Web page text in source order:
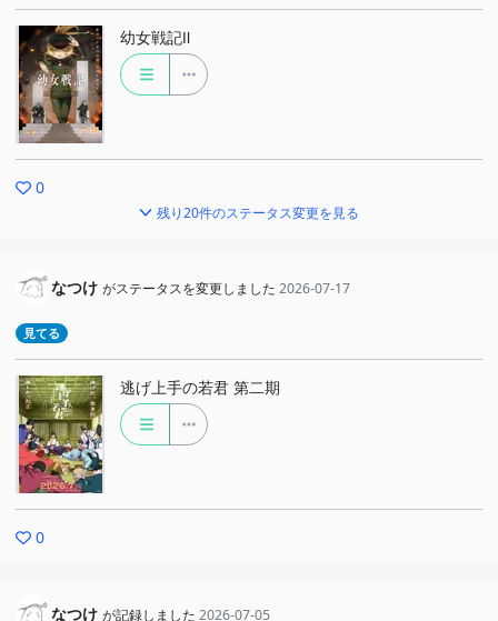
幼女戦記Ⅱ
0
残り20件のステータス変更を見る
なつけ がステータスを変更しました 2026-07-17
見てる
逃げ上手の若君 第二期
0
なつけ が記録しました 2026-07-05